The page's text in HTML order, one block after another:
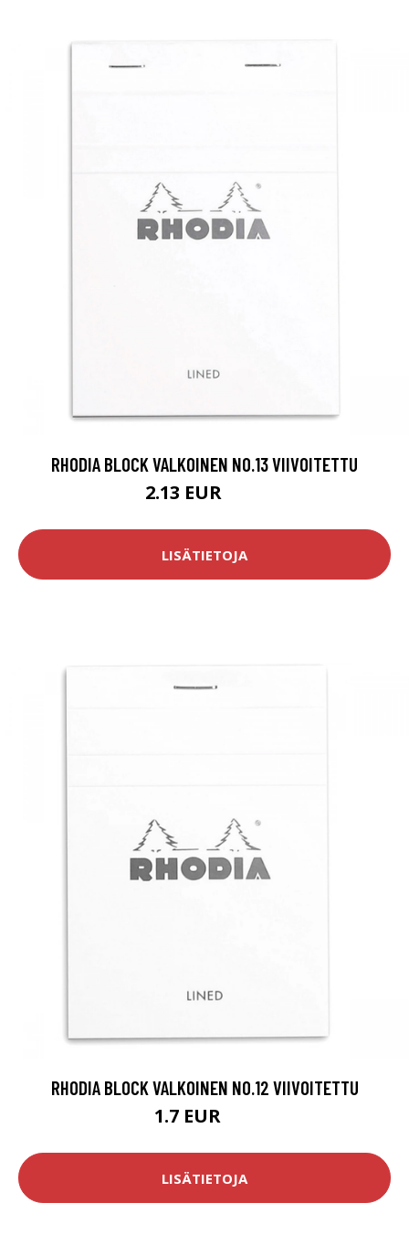
RHODIA BLOCK VALKOINEN NO.13 VIIVOITETTU
2.13 EUR
LISÄTIETOJA
RHODIA BLOCK VALKOINEN NO.12 VIIVOITETTU
1.7 EUR
LISÄTIETOJA